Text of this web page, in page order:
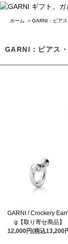
ホーム > GARNI：ピア
GARNI：ピアス
GARNI / Crockery
g【取り寄せ商品】
12,000円(税込13,200